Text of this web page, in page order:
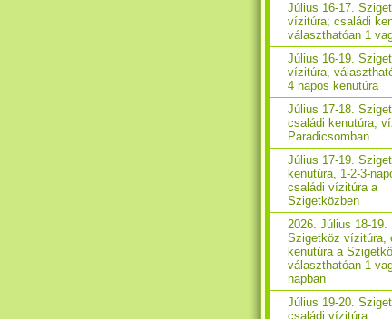
Július 16-17.
vízitúra; családi
választhatóan 1
Július 16-19.
vízitúra,
4 napos kenutúra
Július 17-18.
családi kenutúra,
Paradicsomban
Július 17-19.
kenutúra, 1-2-3-
családi vízitúra a
Szigetközben
2026. Július 18-19.
Szigetköz vízitúra,
kenutúra a
választhatóan 1
napban
Július 19-20.
családi vízitúra,